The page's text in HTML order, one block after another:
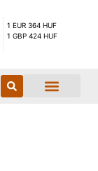
1 EUR 364 HUF
1 GBP 424 HUF